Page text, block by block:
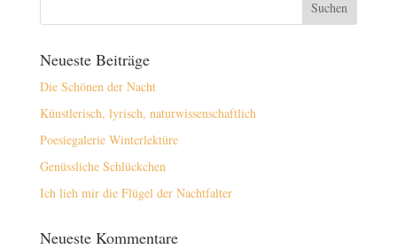
Neueste Beiträge
Die Schönen der Nacht
Künstlerisch, lyrisch, naturwissenschaftlich
Poesiegalerie Winterlektüre
Genüssliche Schlückchen
Ich lieh mir die Flügel der Nachtfalter
Neueste Kommentare